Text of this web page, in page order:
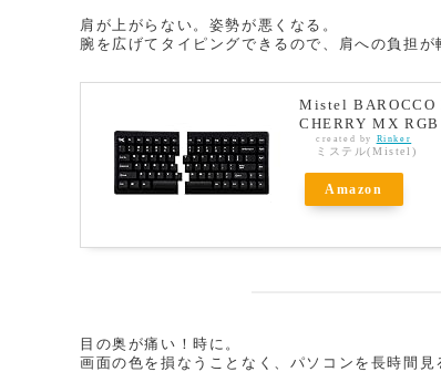
肩が上がらない。姿勢が悪くなる。
腕を広げてタイピングできるので、肩への負担が
Mistel BAROCCO
CHERRY MX
created by Rinker
ミステル(Mistel)
Amazon
目の奥が痛い！時に。
画面の色を損なうことなく、パソコンを長時間見